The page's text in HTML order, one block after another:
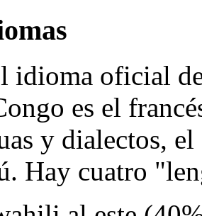
idioma oficial
es el
y dialectos,
Hay cuatro